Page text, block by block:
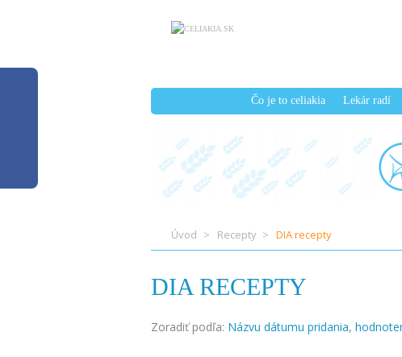
Čo je to celiakia Lekár radí
Úvod Recepty DIA recepty
DIA RECEPTY
Zoradiť podľa: Názvu dátumu pridania,